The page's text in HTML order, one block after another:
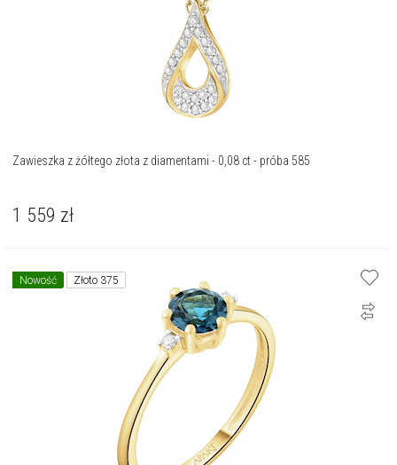
Zawieszka z żółtego złota z diamentami - 0,08 ct - próba 585
1 559 zł
Nowość Złoto 375